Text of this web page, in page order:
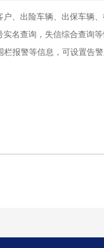
、出险车辆、出保车辆
名查询，失信综合查询等
报警等信息，可设置告警